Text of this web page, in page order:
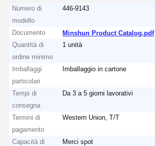
Numero di
modello
446-9143
Documento
Minshun Product Catalog.pdf
Quantità di
ordine minimo
1 unità
Imballaggi
particolari
Imballaggio in cartone
Tempi di
consegna
Da 3 a 5 giorni lavorativi
Termini di
pagamento
Western Union, T/T
Capacità di
Merci spot